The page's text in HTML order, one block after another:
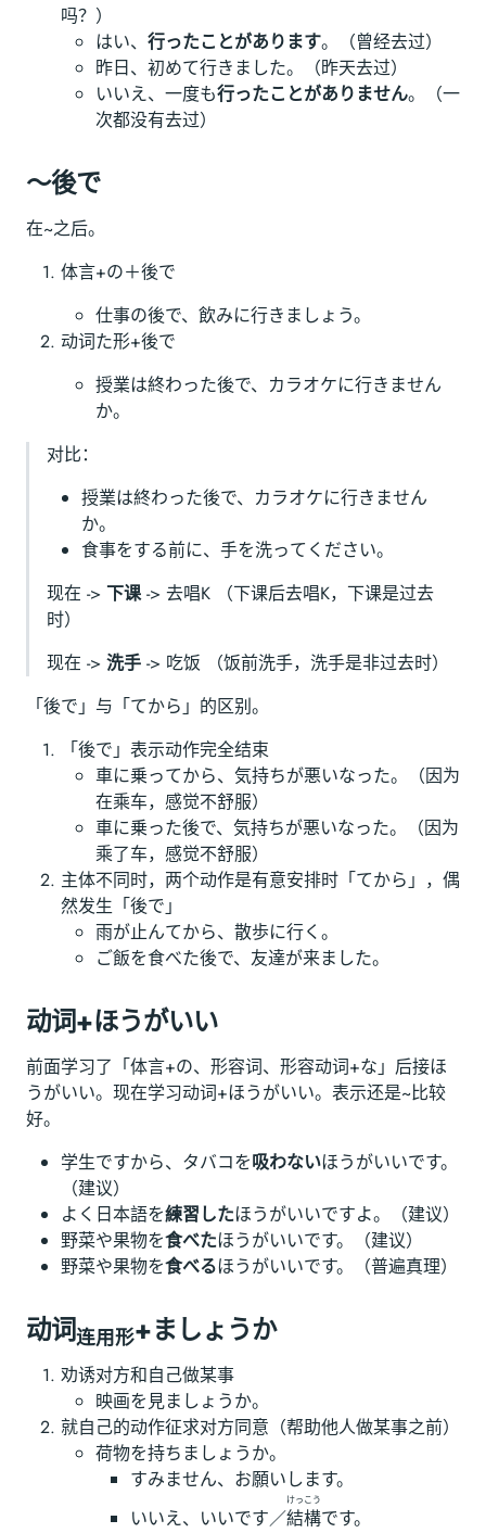
吗？）
はい、 行ったことがあります。（曾经去过）
昨日、初めて行きました。（昨天去过）
いいえ、一度も行ったことがありません。（一
次都没有去过）
～後で
在~之后。
体言+の＋後で
仕事の後で、飲みに行きましょう。
动词た形+後で
授業は終わった後で、カラオケに行きません
か。
对比：
授業は終わった後で、カラオケに行きません
か。
食事をする前に、手を洗ってください。
现在 -> 下课-> 去唱K （下课后去唱K，下课是过去
时）
现在 -> 洗手 -> 吃饭 （饭前洗手，洗手是非过去时）
「後で」与「てから」的区别。
「後で」表示动作完全结束
車に乗ってから、気持ちが悪いなった。（因为
在乘车，感觉不舒服）
車に乗った後で、気持ちが悪いなった。（因为
乘了车，感觉不舒服）
主体不同时，两个动作是有意安排时「てから」，偶
然发生「後で」
雨が止んてから、散歩に行く。
ご飯を食べた後で、友達が来ました。
动词+ほうがいい
前面学习了「体言+の、形容词、形容动词+な」后接ほ
うがいい。现在学习动词+ほうがいい。表示还是~比较
好。
学生ですから、タバコを吸わないほうがいいです。
（建议）
よく日本語を練習したほうがいいですよ。（建议）
野菜や果物を食べたほうがいいです。（建议）
野菜や果物を食べるほうがいいです。（普遍真理）
动词连用形+ましょうか
劝诱对方和自己做某事
映画を見ましょうか。
就自己的动作征求对方同意（帮助他人做某事之前）
荷物を持ちましょうか。
すみません、お願いします。
いいえ、いいです／結構
けっこう
です。